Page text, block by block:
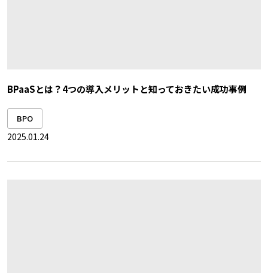
BPaaSとは？4つの導入メリットと知っておきたい成功事例
BPO
2025.01.24